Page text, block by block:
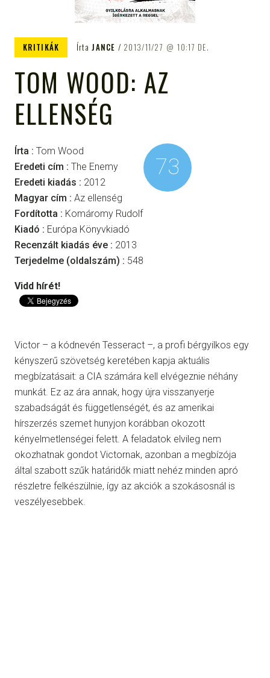
KRITIKÁK ÍrtaJANCE 2013/11/27 10:17 DE.
TOM WOOD: AZ
ELLENSÉG
Írta : Tom Wood
Eredeti cím : The Enemy
Eredeti kiadás : 2012
Magyar cím : Az ellenség
Fordította : Komáromy Rudolf
Kiadó : Európa Könyvkiadó
Recenzált kiadás éve : 2013
Terjedelme (oldalszám) : 548
73
Vidd hírét!
Victor – a kódnevén Tesseract –, a profi bérgyilkos egy
kényszerű szövetség keretében kapja aktuális
megbízatásait: a CIA számára kell elvégeznie néhány
munkát. Ez az ára annak, hogy újra visszanyerje
szabadságát és függetlenségét, és az amerikai
hírszerzés szemet hunyjon korábban okozott
kényelmetlenségei felett. A feladatok elvileg nem
okozhatnak gondot Victornak, azonban a megbízója
által szabott szűk határidők miatt nehéz minden apró
részletre felkészülnie, így az akciók a szokásosnál is
veszélyesebbek.